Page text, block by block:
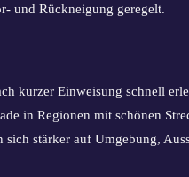
und Rückneigung geregelt.
kurzer Einweisung schnell
in Regionen mit schönen
stärker auf Umgebung,